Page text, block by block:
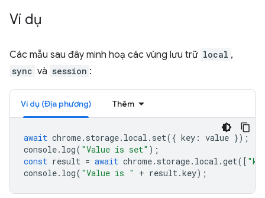
Ví dụ
Các mẫu sau đây minh hoạ các vùng lưu trữ local ,
sync và session :
Ví dụ (Địa phương) Thêm
await chrome. storage. local . set({ key : value });
console. log( "Value is set" );
const result = await chrome. storage. local .get([
console. log( "Value is " + result.key);